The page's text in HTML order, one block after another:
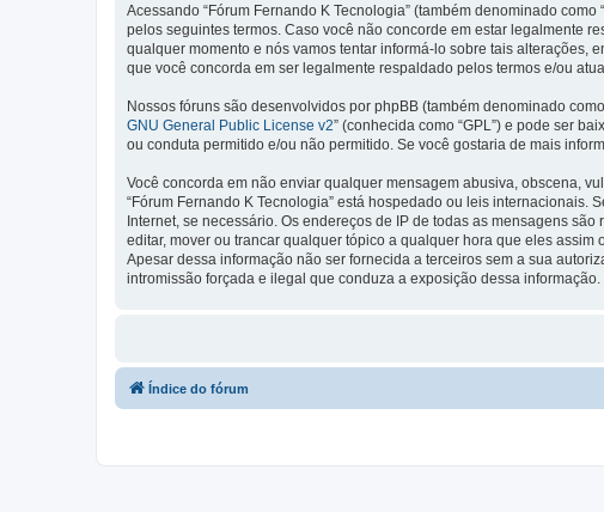
Acessando “Fórum Fernando K Tecnologia” (também denominado como
pelos seguintes termos. Caso você não concorde em estar legalmente
qualquer momento e nós vamos tentar informá-lo sobre tais alterações,
que você concorda em ser legalmente respaldado pelos termos e/ou
Nossos fóruns são desenvolvidos por phpBB (também denominado como
GNU General Public License v2” (conhecida como “GPL”) e pode ser
ou conduta permitido e/ou não permitido. Se você gostaria de mais
Você concorda em não enviar qualquer mensagem abusiva, obscena,
“Fórum Fernando K Tecnologia” está hospedado ou leis
Internet, se necessário. Os endereços de IP de todas as mensagens
editar, mover ou trancar qualquer tópico a qualquer hora que eles
Apesar dessa informação não ser fornecida a terceiros sem a sua
intromissão forçada e ilegal que conduza a exposição dessa informação.
Índice do fórum